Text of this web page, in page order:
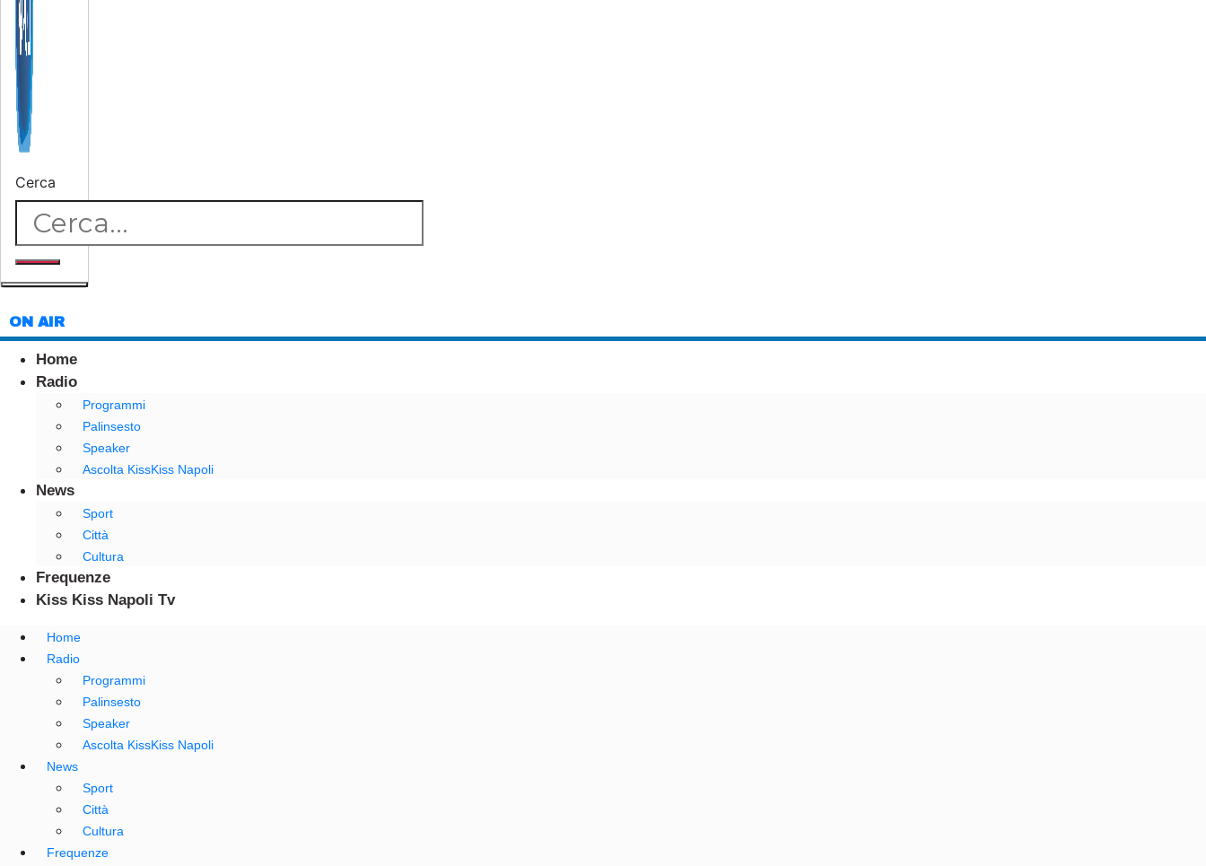
Cerca
ON AIR
Home
Radio
Programmi
Palinsesto
Speaker
Ascolta KissKiss Napoli
News
Sport
Città
Cultura
Frequenze
Kiss Kiss Napoli Tv
Home
Radio
Programmi
Palinsesto
Speaker
Ascolta KissKiss Napoli
News
Sport
Città
Cultura
Frequenze